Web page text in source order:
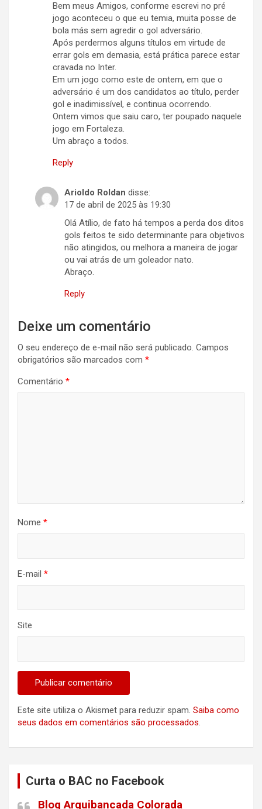
Bem meus Amigos, conforme escrevi no pré
jogo aconteceu o que eu temia, muita posse de
bola más sem agredir o gol adversário.
Após perdermos alguns títulos em virtude de
errar gols em demasia, está prática parece estar
cravada no Inter.
Em um jogo como este de ontem, em que o
adversário é um dos candidatos ao título, perder
gol e inadimissível, e continua ocorrendo.
Ontem vimos que saiu caro, ter poupado naquele
jogo em Fortaleza.
Um abraço a todos.
Reply
Arioldo Roldan disse:
17 de abril de 2025 às 19:30
Olá Atílio, de fato há tempos a perda dos ditos
gols feitos te sido determinante para objetivos
não atingidos, ou melhora a maneira de jogar
ou vai atrás de um goleador nato.
Abraço.
Reply
Deixe um comentário
O seu endereço de e-mail não será publicado. Campos
obrigatórios são marcados com *
Comentário *
Nome *
E-mail *
Site
Este site utiliza o Akismet para reduzir spam. Saiba como
seus dados em comentários são processados.
Curta o BAC no Facebook
Blog Arquibancada Colorada